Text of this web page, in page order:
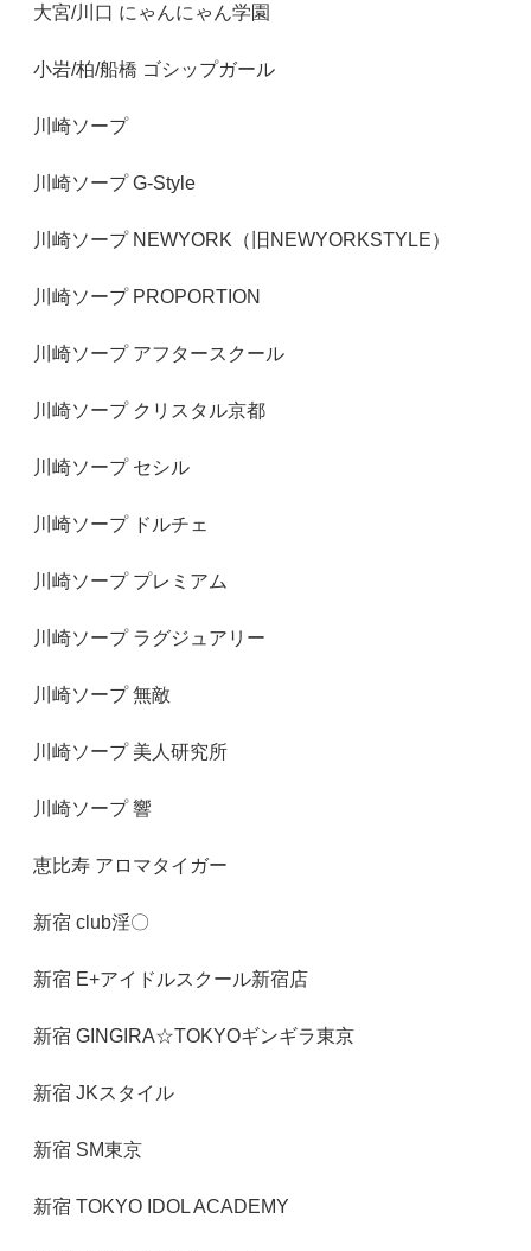
大宮/川口 にゃんにゃん学園
小岩/柏/船橋 ゴシップガール
川崎ソープ
川崎ソープ G-Style
川崎ソープ NEWYORK（旧NEWYORKSTYLE）
川崎ソープ PROPORTION
川崎ソープ アフタースクール
川崎ソープ クリスタル京都
川崎ソープ セシル
川崎ソープ ドルチェ
川崎ソープ プレミアム
川崎ソープ ラグジュアリー
川崎ソープ 無敵
川崎ソープ 美人研究所
川崎ソープ 響
恵比寿 アロマタイガー
新宿 club淫〇
新宿 E+アイドルスクール新宿店
新宿 GINGIRA☆TOKYOギンギラ東京
新宿 JKスタイル
新宿 SM東京
新宿 TOKYO IDOL ACADEMY